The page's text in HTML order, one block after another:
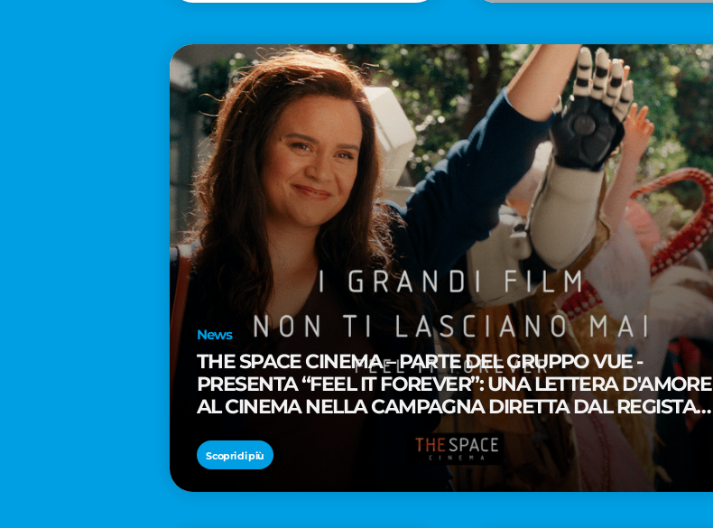
News
THE SPACE CINEMA – PARTE DEL GRUPPO VUE -
PRESENTA “FEEL IT FOREVER”: UNA LETTERA D'AMORE
AL CINEMA NELLA CAMPAGNA DIRETTA DAL REGISTA
PREMIO OSCAR® TAIKA WAITITI
Scopri di più